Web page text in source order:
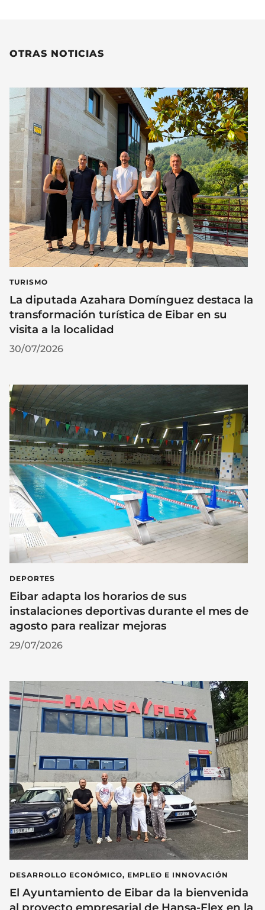
OTRAS NOTICIAS
TURISMO
La diputada Azahara Domínguez destaca la
transformación turística de Eibar en su
visita a la localidad
30/07/2026
DEPORTES
Eibar adapta los horarios de sus
instalaciones deportivas durante el mes de
agosto para realizar mejoras
29/07/2026
DESARROLLO ECONÓMICO, EMPLEO E INNOVACIÓN
El Ayuntamiento de Eibar da la bienvenida